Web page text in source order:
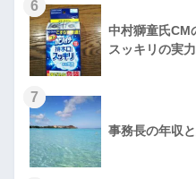
6
中村獅童氏CM
スッキリの実力
7
事務長の年収